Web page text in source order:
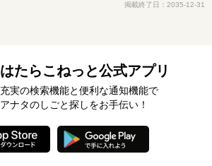
掲載終了日：2035-12-31
はたらこねっと公式アプリ
充実の検索機能と便利な通知機能で
アナタのしごと探しをお手伝い！